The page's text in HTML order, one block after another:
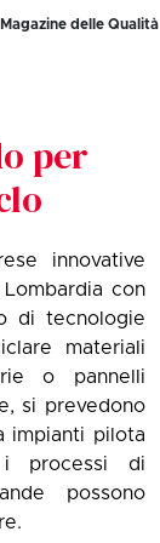
Magazine delle Qualità
per
innovative
con
di tecnologie
materiali
o pannelli
si prevedono
impianti pilota
i processi di
possono